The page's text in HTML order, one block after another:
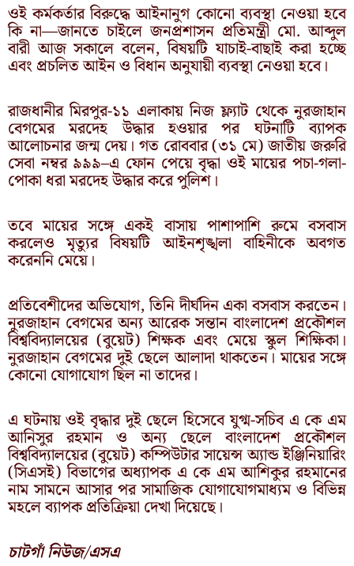
ওই কর্মকর্তার বিরুদ্ধে আইনানুগ কোনো ব্যবস্থা নেওয়া হবে
কি না—জানতে চাইলে জনপ্রশাসন প্রতিমন্ত্রী মো. আব্দুল
বারী আজ সকালে বলেন, বিষয়টি যাচাই-বাছাই করা হচ্ছে
এবং প্রচলিত আইন ও বিধান অনুযায়ী ব্যবস্থা নেওয়া হবে।
রাজধানীর মিরপুর-১১ এলাকায় নিজ ফ্ল্যাট থেকে নুরজাহান
বেগমের মরদেহ উদ্ধার হওয়ার পর ঘটনাটি ব্যাপক
আলোচনার জন্ম দেয়। গত রোববার (৩১ মে) জাতীয় জরুরি
সেবা নম্বর ৯৯৯–এ ফোন পেয়ে বৃদ্ধা ওই মায়ের পচা-গলা-
পোকা ধরা মরদেহ উদ্ধার করে পুলিশ।
তবে মায়ের সঙ্গে একই বাসায় পাশাপাশি রুমে বসবাস
করলেও মৃত্যুর বিষয়টি আইনশৃঙ্খলা বাহিনীকে অবগত
করেননি মেয়ে।
প্রতিবেশীদের অভিযোগ, তিনি দীর্ঘদিন একা বসবাস করতেন।
নুরজাহান বেগমের অন্য আরেক সন্তান বাংলাদেশ প্রকৌশল
বিশ্ববিদ্যালয়ের (বুয়েট) শিক্ষক এবং মেয়ে স্কুল শিক্ষিকা।
নুরজাহান বেগমের দুই ছেলে আলাদা থাকতেন। মায়ের সঙ্গে
কোনো যোগাযোগ ছিল না তাদের।
এ ঘটনায় ওই বৃদ্ধার দুই ছেলে হিসেবে যুগ্ম-সচিব এ কে এম
আনিসুর রহমান ও অন্য ছেলে বাংলাদেশ প্রকৌশল
বিশ্ববিদ্যালয়ের (বুয়েট) কম্পিউটার সায়েন্স অ্যান্ড ইঞ্জিনিয়ারিং
(সিএসই) বিভাগের অধ্যাপক এ কে এম আশিকুর রহমানের
নাম সামনে আসার পর সামাজিক যোগাযোগমাধ্যম ও বিভিন্ন
মহলে ব্যাপক প্রতিক্রিয়া দেখা দিয়েছে।
চাটগাঁ নিউজ/এসএ